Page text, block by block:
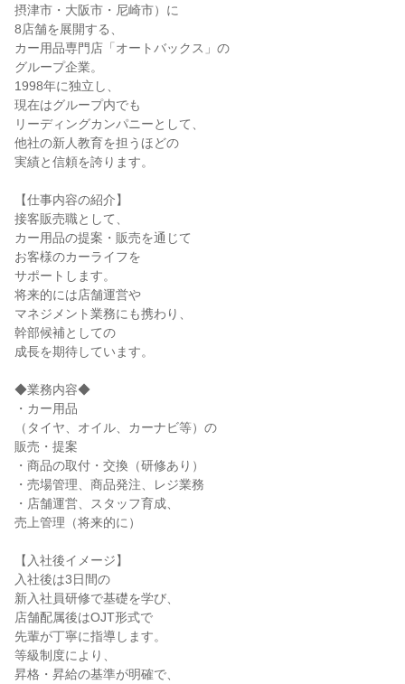
摂津市・大阪市・尼崎市）に
8店舗を展開する、
カー用品専門店「オートバックス」の
グループ企業。
1998年に独立し、
現在はグループ内でも
リーディングカンパニーとして、
他社の新人教育を担うほどの
実績と信頼を誇ります。
【仕事内容の紹介】
接客販売職として、
カー用品の提案・販売を通じて
お客様のカーライフを
サポートします。
将来的には店舗運営や
マネジメント業務にも携わり、
幹部候補としての
成長を期待しています。
◆業務内容◆
・カー用品
（タイヤ、オイル、カーナビ等）の
販売・提案
・商品の取付・交換（研修あり）
・売場管理、商品発注、レジ業務
・店舗運営、スタッフ育成、
売上管理（将来的に）
【入社後イメージ】
入社後は3日間の
新入社員研修で基礎を学び、
店舗配属後はOJT形式で
先輩が丁寧に指導します。
等級制度により、
昇格・昇給の基準が明確で、